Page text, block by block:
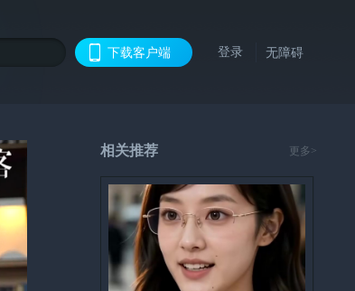
下载客户端 登录 无障碍
相关推荐 更多>